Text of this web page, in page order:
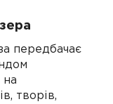
передбачає
на
творів,